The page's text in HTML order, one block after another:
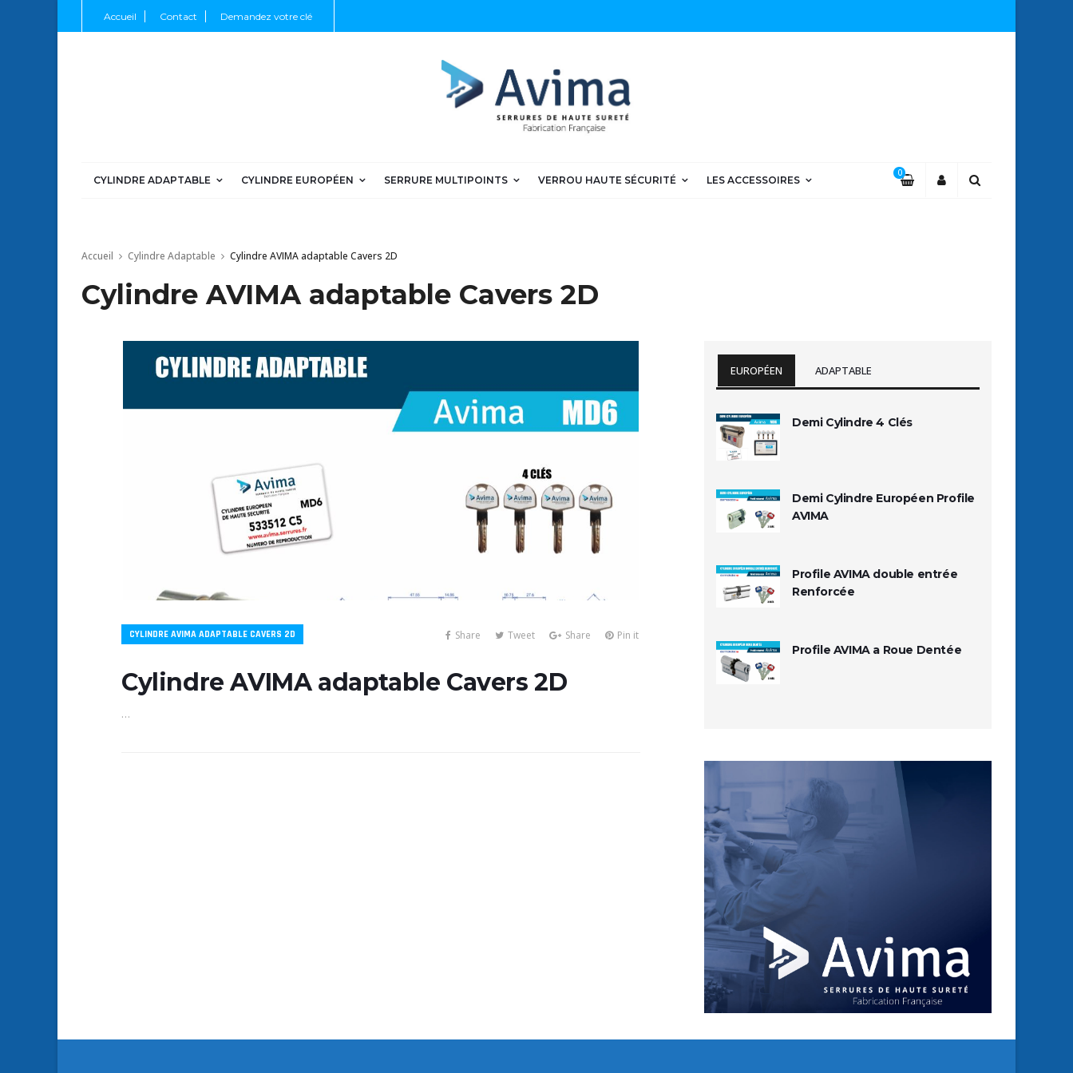
Accueil Contact Demandez votre clé
CYLINDRE ADAPTABLE CYLINDRE EUROPÉEN SERRURE MULTIPOINTS VERROU HAUTE SÉCURITÉ LES ACCESSOIRES
0
Accueil Cylindre Adaptable Cylindre AVIMA adaptable Cavers 2D
Cylindre AVIMA adaptable Cavers 2D
CYLINDRE AVIMA ADAPTABLE CAVERS 2D Share Tweet Share Pin it
Cylindre AVIMA adaptable Cavers 2D
…
EUROPÉEN ADAPTABLE
Demi Cylindre 4 Clés
Demi Cylindre Européen Profile
AVIMA
Profile AVIMA double entrée
Renforcée
Profile AVIMA a Roue Dentée